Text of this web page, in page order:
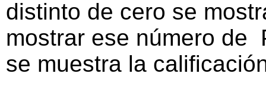
distinto de cero se
mostrar ese número de
se muestra la